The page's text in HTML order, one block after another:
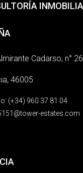
Cadarso, n°
46005
(+34) 960 37 81 04
estates.com